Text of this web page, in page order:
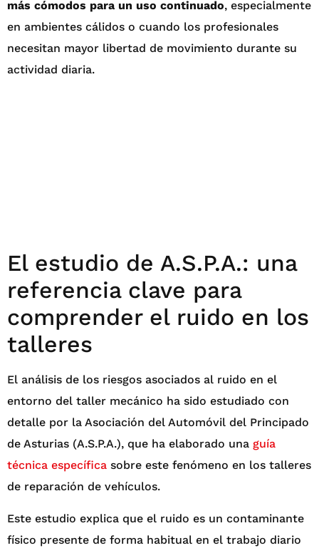
más cómodos para un uso continuado, especialmente
en ambientes cálidos o cuando los profesionales
necesitan mayor libertad de movimiento durante su
actividad diaria.
El estudio de A.S.P.A.: una
referencia clave para
comprender el ruido en los
talleres
El análisis de los riesgos asociados al ruido en el
entorno del taller mecánico ha sido estudiado con
detalle por la Asociación del Automóvil del Principado
de Asturias (A.S.P.A.), que ha elaborado una guía
técnica específica sobre este fenómeno en los talleres
de reparación de vehículos.
Este estudio explica que el ruido es un contaminante
físico presente de forma habitual en el trabajo diario